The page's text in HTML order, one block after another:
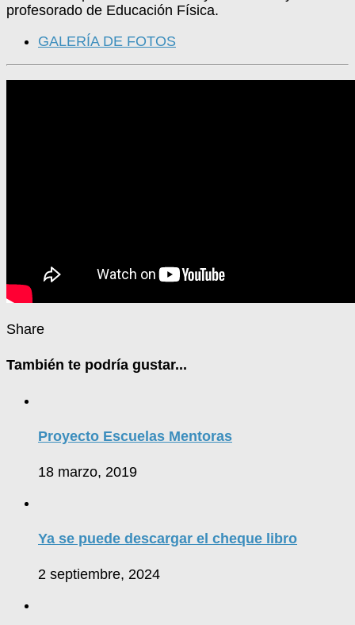
profesorado de Educación Física.
GALERÍA DE FOTOS
Share
También te podría gustar...
Proyecto Escuelas Mentoras
18 marzo, 2019
Ya se puede descargar el cheque libro
2 septiembre, 2024